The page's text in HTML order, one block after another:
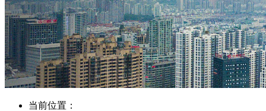
当前位置：